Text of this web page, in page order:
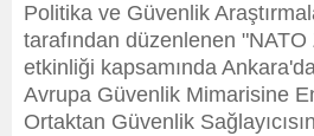
Politika ve Güvenlik
tarafından düzenlenen
etkinliği kapsamında
Avrupa Güvenlik Mimarisine
Ortaktan Güvenlik